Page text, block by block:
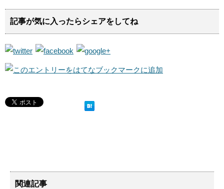
記事が気に入ったらシェアをしてね
関連記事